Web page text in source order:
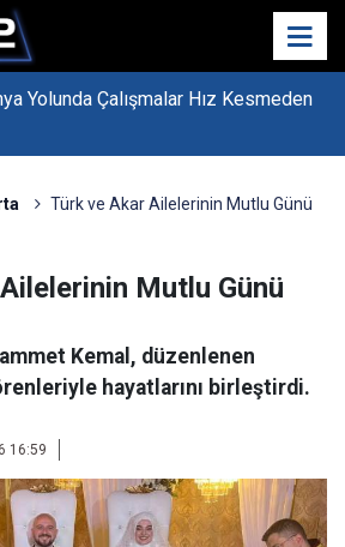
Yolunda Çalışmalar Hız Kesmeden
Türk ve Akar Ailelerinin Mutlu Günü
Mutlu Günü
Kemal, düzenlenen
hayatlarını birleştirdi.
16:59